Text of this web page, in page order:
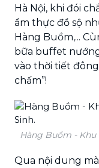
Hà Nội, khi đói
ẩm thực đồ sộ
Hàng Buồm,...
bữa buffet
vào thời tiết
chấm”!
Hàng Buồm -
Qua nội dung mà